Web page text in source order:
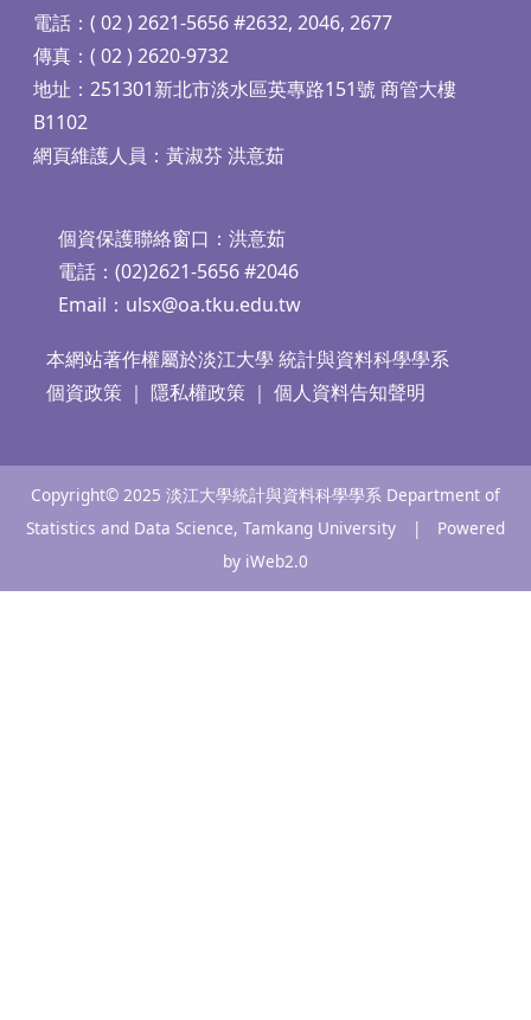
電話：( 02 ) 2621-5656 #2632, 2046, 2677
傳真：( 02 ) 2620-9732
地址：251301新北市淡水區英專路151號 商管大樓
B1102
網頁維護人員：黃淑芬 洪意茹
個資保護聯絡窗口：洪意茹
電話：(02)2621-5656 #2046
Email： ulsx@oa.tku.edu.tw
本網站著作權屬於淡江大學 統計與資料科學學系
個資政策｜ 隱私權政策｜ 個人資料告知聲明
Copyright© 2025 淡江大學統計與資料科學學系 Department of
Statistics and Data Science, Tamkang University | Powered
by iWeb2.0